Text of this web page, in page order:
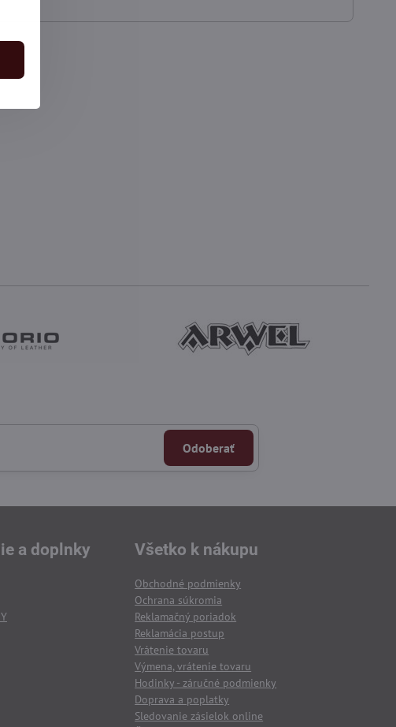
Odoberať
a doplnky Všetko k nákupu
Obchodné podmienky
Ochrana súkromia
Reklamačný poriadok
Reklamácia postup
Vrátenie tovaru
Výmena, vrátenie tovaru
Hodinky - záručné podmienky
Doprava a poplatky
Sledovanie zásielok online